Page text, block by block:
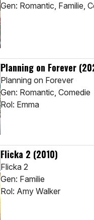
Gen: Romantic, Familie,
Planning on Forever
Planning on Forever
Gen: Romantic, Comedie
Rol: Emma
Flicka 2 (2010)
Flicka 2
Gen: Familie
Rol: Amy Walker